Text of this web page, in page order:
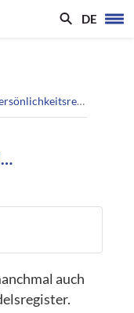
DE
auch